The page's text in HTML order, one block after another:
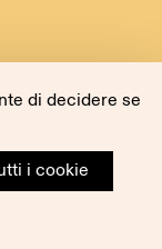
di decidere se
i cookie